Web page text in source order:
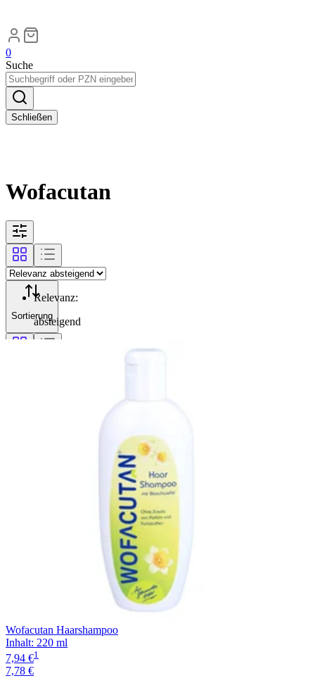
0
Suche
Schließen
Wofacutan
Sortierung
Relevanz:
absteigend
Wofacutan Haarshampoo
Inhalt: 220 ml
7,94 €1
7,78 €